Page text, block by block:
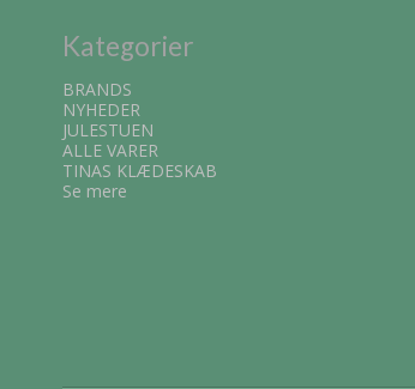
Kategorier
BRANDS
NYHEDER
JULESTUEN
ALLE VARER
TINAS KLÆDESKAB
Se mere